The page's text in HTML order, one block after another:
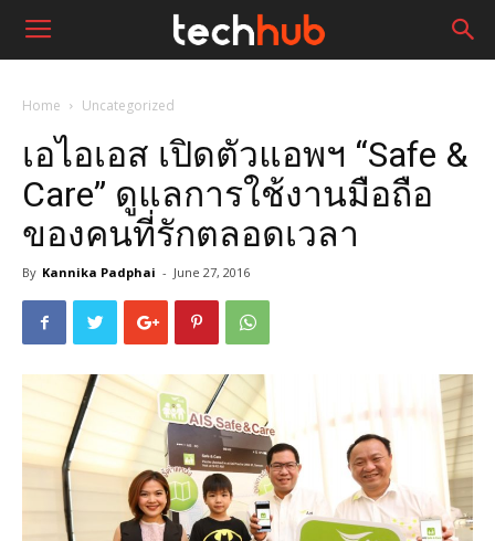
Home Uncategorized
เอไอเอส เปิดตัวแอพฯ “Safe &
Care” ดูแลการใช้งานมือถือ
ของคนที่รักตลอดเวลา
By Kannika Padphai - June 27, 2016